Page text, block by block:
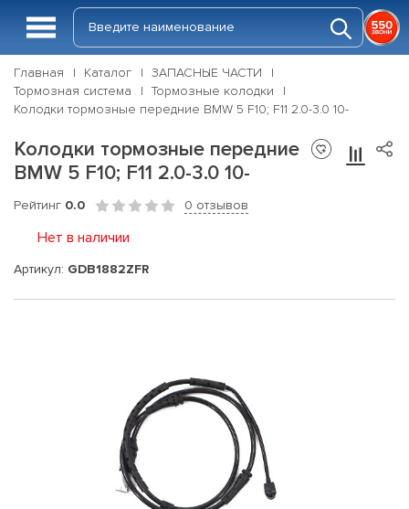
Главная Каталог
ЗАПАСНЫЕ ЧАСТИ
Тормозная система
Тормозные колодки
Колодки тормозные передние BMW 5 F10; F11 2.0-3.0 10-
Колодки тормозные передние
BMW 5 F10; F11 2.0-3.0 10-
Рейтинг 0.0 0 отзывов
Нет в наличии
Артикул: GDB1882ZFR